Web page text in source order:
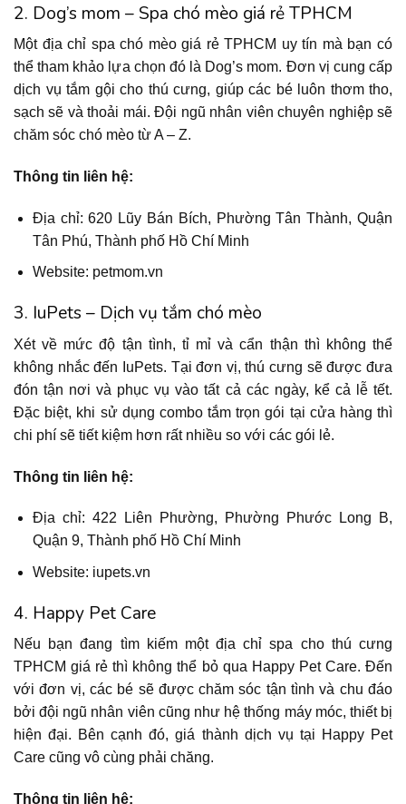
2. Dog’s mom – Spa chó mèo giá rẻ TPHCM
Một địa chỉ spa chó mèo giá rẻ TPHCM uy tín mà bạn có
thể tham khảo lựa chọn đó là Dog’s mom. Đơn vị cung cấp
dịch vụ tắm gội cho thú cưng, giúp các bé luôn thơm tho,
sạch sẽ và thoải mái. Đội ngũ nhân viên chuyên nghiệp sẽ
chăm sóc chó mèo từ A – Z.
Thông tin liên hệ:
Địa chỉ: 620 Lũy Bán Bích, Phường Tân Thành, Quận
Tân Phú, Thành phố Hồ Chí Minh
Website: petmom.vn
3. IuPets – Dịch vụ tắm chó mèo
Xét về mức độ tận tình, tỉ mỉ và cẩn thận thì không thể
không nhắc đến IuPets. Tại đơn vị, thú cưng sẽ được đưa
đón tận nơi và phục vụ vào tất cả các ngày, kể cả lễ tết.
Đặc biệt, khi sử dụng combo tắm trọn gói tại cửa hàng thì
chi phí sẽ tiết kiệm hơn rất nhiều so với các gói lẻ.
Thông tin liên hệ:
Địa chỉ: 422 Liên Phường, Phường Phước Long B,
Quận 9, Thành phố Hồ Chí Minh
Website: iupets.vn
4. Happy Pet Care
Nếu bạn đang tìm kiếm một địa chỉ spa cho thú cưng
TPHCM giá rẻ thì không thể bỏ qua Happy Pet Care. Đến
với đơn vị, các bé sẽ được chăm sóc tận tình và chu đáo
bởi đội ngũ nhân viên cũng như hệ thống máy móc, thiết bị
hiện đại. Bên cạnh đó, giá thành dịch vụ tại Happy Pet
Care cũng vô cùng phải chăng.
Thông tin liên hệ: